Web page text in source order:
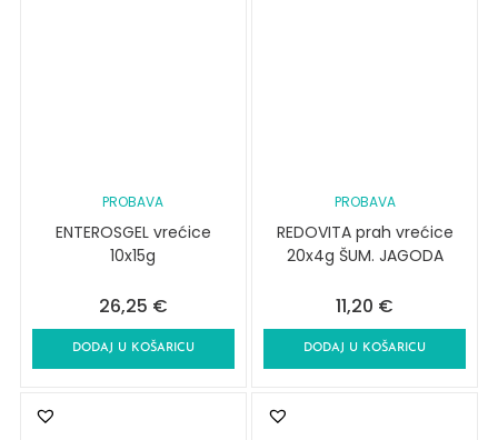
PROBAVA
ENTEROSGEL vrećice
10x15g
26,25 €
DODAJ U KOŠARICU
PROBAVA
REDOVITA prah vrećice
20x4g ŠUM. JAGODA
11,20 €
DODAJ U KOŠARICU